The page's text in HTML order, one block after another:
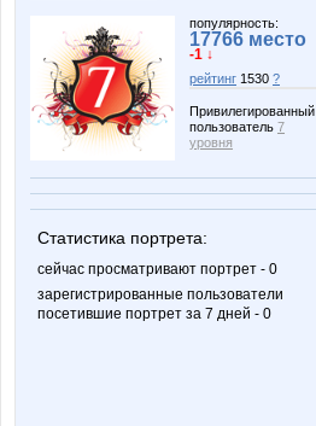
популярность:
17766 место
-1 ↓
рейтинг 1530 ?
Привилегированный
пользователь 7
уровня
Статистика портрета:
сейчас просматривают портрет - 0
зарегистрированные пользователи
посетившие портрет за 7 дней - 0